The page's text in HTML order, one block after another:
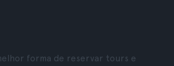
forma de reservar tours e